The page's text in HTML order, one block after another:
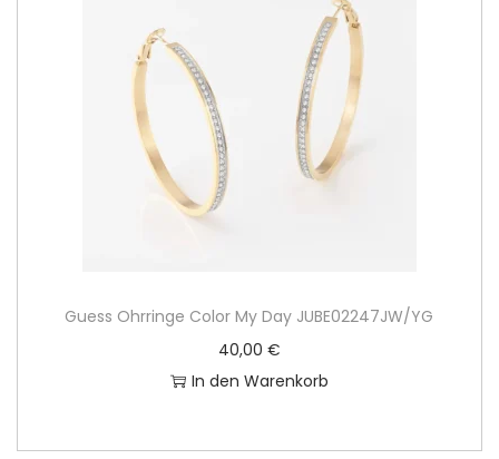
Guess Ohrringe Color My Day JUBE02247JW/YG
40,00 €
In den Warenkorb